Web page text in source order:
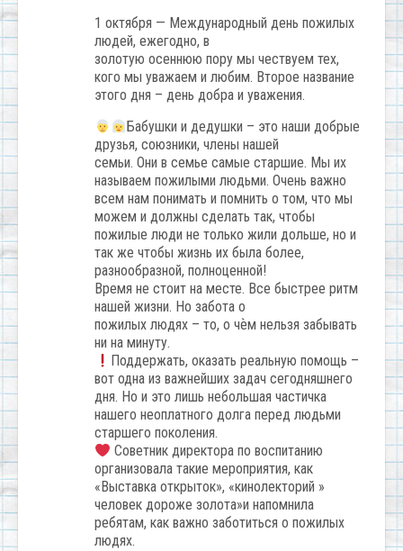
1 октября — Международный день пожилых
людей, ежегодно, в
золотую осеннюю пору мы чествуем тех,
кого мы уважаем и любим. Второе название
этого дня – день добра и уважения.
Бабушки и дедушки – это наши добрые
друзья, союзники, члены нашей
семьи. Они в семье самые старшие. Мы их
называем пожилыми людьми. Очень важно
всем нам понимать и помнить о том, что мы
можем и должны сделать так, чтобы
пожилые люди не только жили дольше, но и
так же чтобы жизнь их была более,
разнообразной, полноценной!
Время не стоит на месте. Все быстрее ритм
нашей жизни. Но забота о
пожилых людях – то, о чѐм нельзя забывать
ни на минуту.
Поддержать, оказать реальную помощь –
вот одна из важнейших задач сегодняшнего
дня. Но и это лишь небольшая частичка
нашего неоплатного долга перед людьми
старшего поколения.
Советник директора по воспитанию
организовала такие мероприятия, как
«Выставка открыток», «кинолекторий »
человек дороже золота»и напомнила
ребятам, как важно заботиться о пожилых
людях.